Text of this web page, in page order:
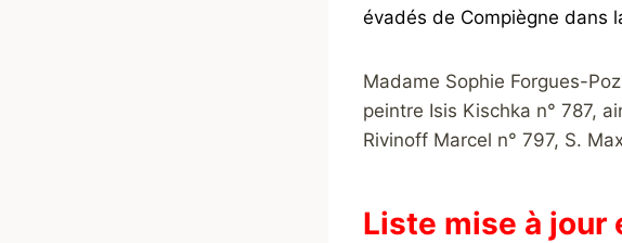
évadés de Compiègne dans
Madame Sophie Forgues-
peintre Isis Kischka n° 787,
Rivinoff Marcel n° 797, S.
Liste mise à jour